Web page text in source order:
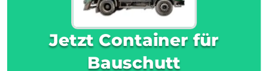
Jetzt Container für
Bauschutt